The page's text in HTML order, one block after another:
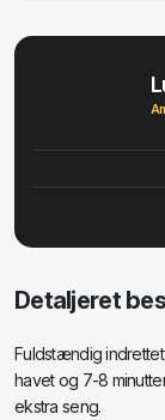
Detaljeret
Fuldstændig
havet og 7-8
ekstra seng.